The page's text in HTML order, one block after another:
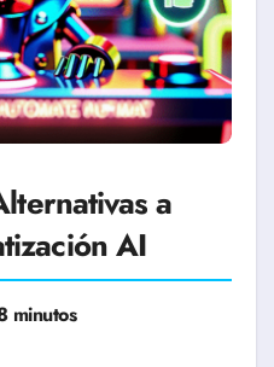
a
AI
minutos